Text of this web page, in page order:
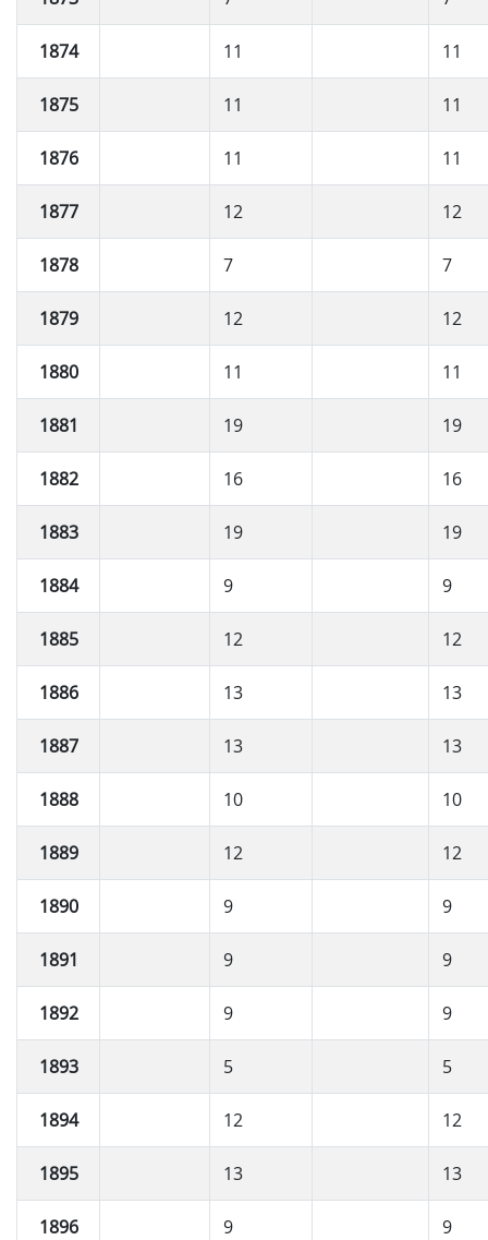
1874 11 11
1875 11 11
1876 11 11
1877 12 12
1878 7 7
1879 12 12
1880 11 11
1881 19 19
1882 16 16
1883 19 19
1884 9 9
1885 12 12
1886 13 13
1887 13 13
1888 10 10
1889 12 12
1890 9 9
1891 9 9
1892 9 9
1893 5 5
1894 12 12
1895 13 13
1896 9 9